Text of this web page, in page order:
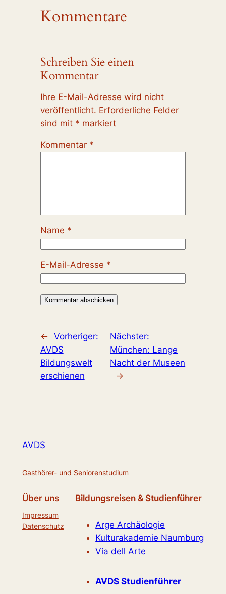
Kommentare
Schreiben Sie einen
Kommentar
Ihre E-Mail-Adresse wird nicht
veröffentlicht. Erforderliche Felder
sind mit * markiert
Kommentar *
Name *
E-Mail-Adresse *
← Vorheriger:
AVDS
Bildungswelt
erschienen
Nächster:
München: Lange
Nacht der Museen
→
AVDS
Gasthörer- und Seniorenstudium
Über uns
Impressum
Datenschutz
Bildungsreisen & Studienführer
Arge Archäologie
Kulturakademie Naumburg
Via dell Arte
AVDS Studienführer